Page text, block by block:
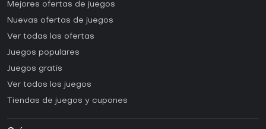
Mejores ofertas de juegos
Nuevas ofertas de juegos
Ver todas las ofertas
Juegos populares
Juegos gratis
Ver todos los juegos
Tiendas de juegos y cupones